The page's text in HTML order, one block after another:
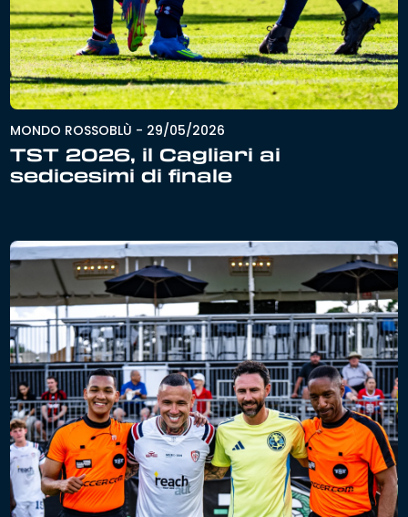
MONDO ROSSOBLÙ - 29/05/2026
TST 2026, il Cagliari ai
sedicesimi di finale